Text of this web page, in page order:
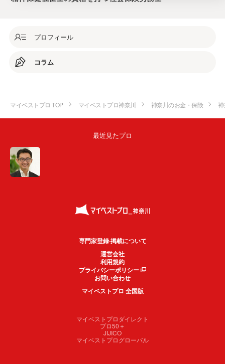
プロフィール
コラム
マイベストプロ TOP マイベストプロ神奈川 神奈川のお金・保険
最近見たプロ
専門家登録·掲載について
運営会社
利用規約
プライバシーポリシー
お問い合わせ
マイベストプロ 全国版
マイベストプロダイレクト
プロ50＋
JIJICO
マイベストプログローバル